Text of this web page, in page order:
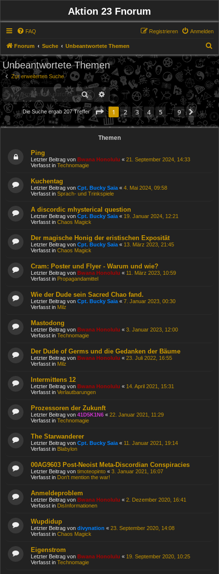
Aktion 23 Fnorum
FAQ Anmelden
Registrieren
Fnorum Suche Unbeantwortete Themen
u
h
e
Unbeantwortete Themen
Zur erweiterten Suche
Suche Erweiterte Suche
Die Suche ergab 207 Treffer Seite1von9
1 2 3 4 5 … 9
Themen
Ping
Letzter Beitrag von Bwana Honolulu « 21. September 2024, 14:33
Verfasst in Technomagie
Kuchentag
Letzter Beitrag von Cpt. Bucky Saia « 4. Mai 2024, 09:58
Verfasst in Sprach- und Trinkspiele
A discordic mhysterical question
Letzter Beitrag von Cpt. Bucky Saia « 19. Januar 2024, 12:21
Verfasst in Chaos Magick
Der magische Honig der eristischen Exposität
Letzter Beitrag von Cpt. Bucky Saia « 13. März 2023, 21:45
Verfasst in Chaos Magick
Cram: Poster und Flyer - Warum und wie?
Letzter Beitrag von Bwana Honolulu « 11. März 2023, 10:59
Verfasst in Propagandamittel
Wie der Dude sein Sacred Chao fand.
Letzter Beitrag von Cpt. Bucky Saia « 7. Januar 2023, 00:30
Verfasst in Milz
Mastodong
Letzter Beitrag von Bwana Honolulu « 3. Januar 2023, 12:00
Verfasst in Technomagie
Der Dude of Germs und die Gedanken der Bäume
Letzter Beitrag von Bwana Honolulu « 23. Juli 2022, 16:55
Verfasst in Milz
Intermittens 12
Letzter Beitrag von Bwana Honolulu « 14. April 2021, 15:31
Verfasst in Verlautbarungen
Prozessoren der Zukunft
Letzter Beitrag von 41D5K1N6 « 22. Januar 2021, 11:29
Verfasst in Technomagie
The Starwanderer
Letzter Beitrag von Cpt. Bucky Saia « 11. Januar 2021, 19:14
Verfasst in Blabylon
00AG9603 Post-Neoist Meta-Discordian Conspiracies
Letzter Beitrag von timoteopinto « 3. Januar 2021, 16:07
Verfasst in Don't mention the war!
Anmeldeproblem
Letzter Beitrag von Bwana Honolulu « 2. Dezember 2020, 16:41
Verfasst in DisInformationen
Wupdidup
Letzter Beitrag von divynation « 23. September 2020, 14:08
Verfasst in Chaos Magick
Eigenstrom
Letzter Beitrag von Bwana Honolulu « 19. September 2020, 10:25
Verfasst in Technomagie